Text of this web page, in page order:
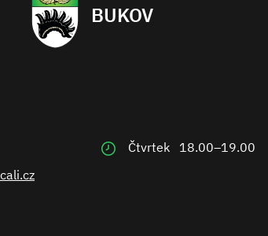
BUKOV
Čtvrtek 18.00–19.00